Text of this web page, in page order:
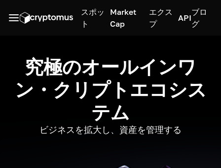
スポッ
ト
Market
Cap
エクス
プ
API
ブロ
グ
究極のオールインワ
ン・クリプトエコシス
テム
ビジネスを拡大し、資産を管理する